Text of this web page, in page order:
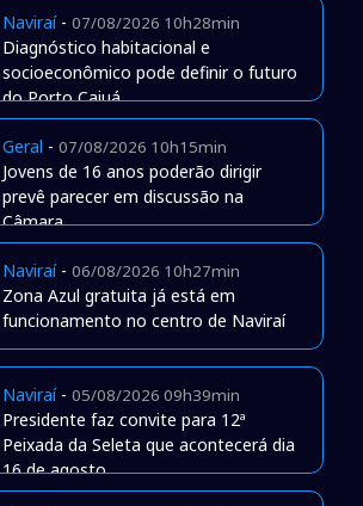
Naviraí- 07/08/2026 10h28min
Diagnóstico habitacional e
socioeconômico pode definir o futuro
do Porto Caiuá
Geral - 07/08/2026 10h15min
Jovens de 16 anos poderão dirigir
prevê parecer em discussão na
Câmara
Naviraí- 06/08/2026 10h27min
Zona Azul gratuita já está em
funcionamento no centro de Naviraí
Naviraí- 05/08/2026 09h39min
Presidente faz convite para 12ª
Peixada da Seleta que acontecerá dia
16 de agosto